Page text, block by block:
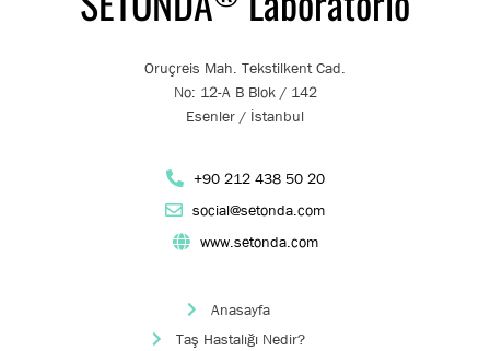
Oruçreis Mah. Tekstilkent Cad.
No: 12-A B Blok / 142
Esenler / İstanbul
+90 212 438 50 20
social@setonda.com
www.setonda.com
Anasayfa
Taş Hastalığı Nedir?